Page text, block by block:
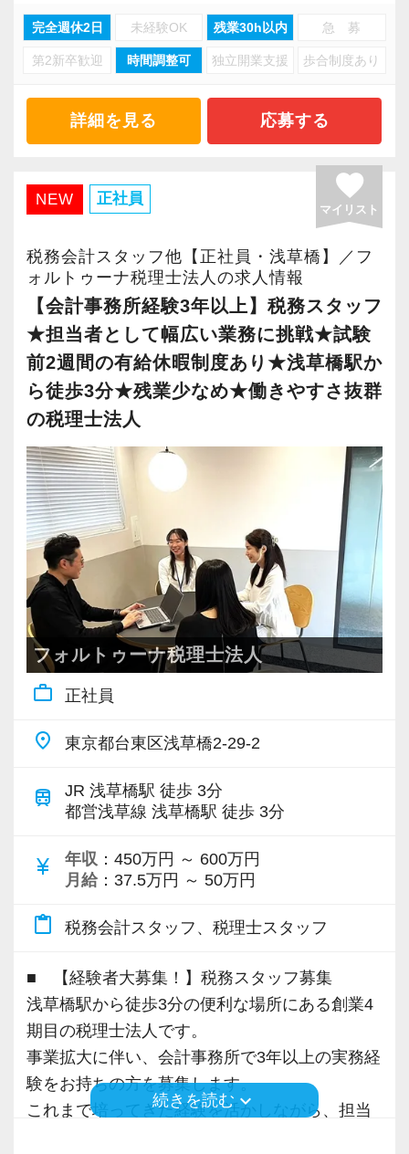
す。
スタッフの成長にともないお客様からも信頼さ
れ喜んでもらえる、そんな組織にしていきたい
“明るくて仲が良い”というのも当社の特徴。
良くも悪くも“おせっかい”な人が多く、お客様の
ために、一緒に働く仲間のために、本気になれ
昇格のスピードも早く、やりがいや成長してい
る実感が得られやすい職場です。
等級制度でキャリアアップの道筋が明確になっ
ているので、目標を立ててどんどん達成してい
きましょう！
「こういうことをやってみたい！」という強い
思いがある人、大歓迎です！
す。働きやすい服装で業務に集中できます！
・それぞれのご事情やご希望による働き方も相
談可。柔軟に対応しています！
く働いて頂けるようメンバー全員でサポートし
ます！
・代表も40台半ばの比較的年齢の若い事務所。
メンバー同士のやりとりもフランクなので新し
多くのメンバーがずっと一緒に働きたいと思え
る職場であり続けることを目標としています。
一人一人の意見が届く環境でもありますので、
より良い事務所を一緒に作ってくれる人を歓迎
します。
「こんな事務所で働きたい」という希望が実現
されやすい環境です。
【法人税スタッフは特にこんな方を求めていま
す】
・法人税の経験を活かしながら、資産税も学ん
でいきたい方
・資格取得と仕事を両立し、幅広い税に対応で
きるプロを目指しながら長く勤めたい方
・やりがいのある職場で、自分に合ったキャリ
アやスキルをじっくり身に付けたい方
・お客様と深く関わりながら、一緒に成長して
・自由に意見を言える風通しが良い環境で、お
互いに協力し合いながら仕事に取り組んでいき
たい方
したい方
上記に一つでも共感して頂ける方は、ぜひ当事
務所をご検討ください！
お人柄重視で採用を行っておりますので、社員
同士仲がよく誠実なメンバーが揃っています。
チームワークを大切にできる方でしたら、すぐ
に打ち解けられ活躍できると思います。
【求職者へのメッセージ】
できます。
■ クラウド／ITにも強く、業界最先端の業務知
見が身につく ■
業務では最新のクラウドサービスやITツールを
発チームを構築し、今後もIT化、デジタル化を
進める計画なので、先進的な業務スタイルの知
■ どこまでも一貫してクライアントに伴走でき
る ■
信用と信頼の積み上げが重要な仕事だからこ
そ、「最初だけ話して終わり」にはしません。
「話しやすさNo.1」を目指して、あなたのファ
ンを増やしてください。
【マネジメントやキャリアチェンジ、メンバー
自身の「挑戦」を重視】
サービスのワンストップ化と全国展開を目指し
て成長を続ける私たちは、さらに仲間を増や
し、支店展開し、組織を大きくしていきます。
事業展開やご自身のキャリア志向に応じて、チ
ームや支店を率いるマネジメントの立場に就い
ていただくことや、新しく事業部門が立ち上が
る際の主担当へのキャリアチェンジなど、チャ
ことで応えたいと考えています。
【採用基準は “スタンス ＞ 能力” 】
プロフェッショナルとしての気概があり、ファ
ーストクラスのコンサルティングサービスを提
供するために“学習と成長を続ける”専門家組織。
これを実現するには、組織として適切な成長の
境を活用して自分自身で主体的に経験を積もう
とする認識を持っていることが必要です。
既に手にしたスキル・資格や経歴そのものでは
なく、それらから学びを抽出し、将来に渡って
自律と成長を続けられる“プロとしての矜持”を持
つことこそが重要だと考えています。
当初は、少しずつ事務所を大きくしていけたら
と考えておりましたが、
していくスタイルには抵抗がありました。
そのため、信頼できるお客さまが少しずつ増え
ていく中でも、職員は特に増やさず、現在に至
ります。
ここ数年は仕事をお断りしたり、後輩の税理士
にお願いすることもあったのですが、
どうしても自分が対応しなければならない仕事
が少しずつ蓄積してきたため、
税理士補助をしてくださる方（経験者歓迎）を
募集いたします。
弊社では、お客さまは「約束を守ってくださる
方」と定義しております。
お客さまを会計・税務の面からサポートしてい
くためには、まずお客さまご自身に、資料の提
出や期限に関する約束を守っていただく必要が
あると考えています。
自分が、自分に頼んでいただければ、お金や税
金の不安を無くす、減らすという約束を守るた
めに、重視したい部分となります。
得意分野を聞かれると、これまで行き当たりば
答えにくいのですが、
お客さまごとにケースバイケースで柔軟に対応
できることが強みだと思っています。
提携先の専門士業は、仲良くさせていただいて
いる方が各分野に数名ずつおり、
ときには会計士や同じ税理士とも連携しなが
ら、お客さまにとって唯一の存在になれるよう
また、クラウドの会計ソフトには10年ほど前の
初期段階から触れており、比較的詳しい方だと
思います。
最近ではAIによる通帳・明細・領収書の読み取
り機能の発展が著しいため、日々試しながら学
完全週休2日 未経験OK 残業30h以内 急 募
第2新卒歓迎 時間調整可 独立開業支援 歩合制度あり
詳細を見る 応募する
NEW 正社員 favorite
マイリスト
税務会計スタッフ他【正社員・浅草橋】／フ
ォルトゥーナ税理士法人の求人情報
【会計事務所経験3年以上】税務スタッフ
★担当者として幅広い業務に挑戦★試験
前2週間の有給休暇制度あり★浅草橋駅か
ら徒歩3分★残業少なめ★働きやすさ抜群
の税理士法人
フォルトゥーナ税理士法人
work_outline 正社員
place 東京都台東区浅草橋2-29-2
train
JR 浅草橋駅 徒歩 3分
都営浅草線 浅草橋駅 徒歩 3分
currency_yen 年収 ：450万円 ～ 600万円
月給 ：37.5万円 ～ 50万円
content_paste 税務会計スタッフ、税理士スタッフ
■ 【経験者大募集！】税務スタッフ募集
浅草橋駅から徒歩3分の便利な場所にある創業4
期目の税理士法人です。
事業拡大に伴い、会計事務所で3年以上の実務経
験をお持ちの方を募集します。
これまで培ってきた経験を活かしながら、担当
続きを読むkeyboard_arrow_down